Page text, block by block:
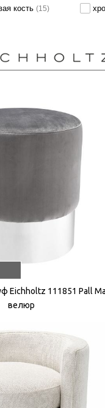
кость (15)
Eichholtz 111851 Pall
велюр